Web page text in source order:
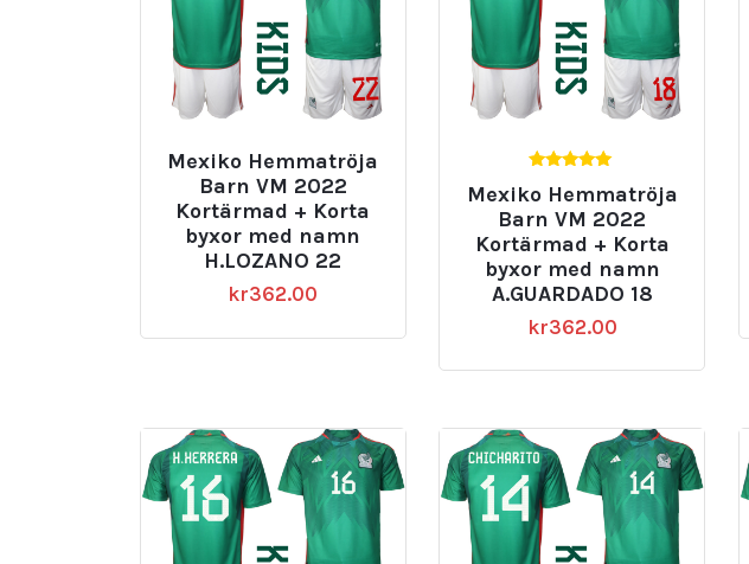
Mexiko Hemmatröja
Barn VM 2022
Kortärmad + Korta
byxor med namn
H.LOZANO 22
kr362.00
av 5
Mexiko Hemmatröja
Barn VM 2022
Kortärmad + Korta
byxor med namn
A.GUARDADO 18
kr362.00